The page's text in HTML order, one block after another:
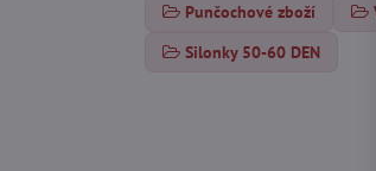
Punčochové zboží
Silonky 50-60 DEN